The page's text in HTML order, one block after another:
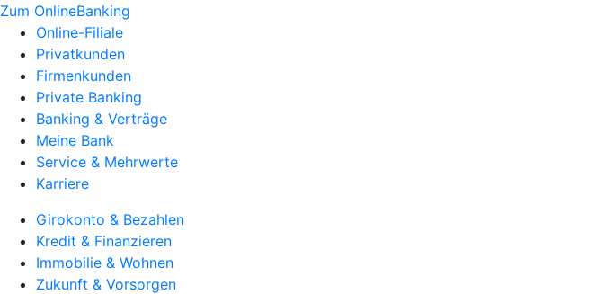
Zum OnlineBanking
Online-Filiale
Privatkunden
Firmenkunden
Private Banking
Banking & Verträge
Meine Bank
Service & Mehrwerte
Karriere
Girokonto & Bezahlen
Kredit & Finanzieren
Immobilie & Wohnen
Zukunft & Vorsorgen